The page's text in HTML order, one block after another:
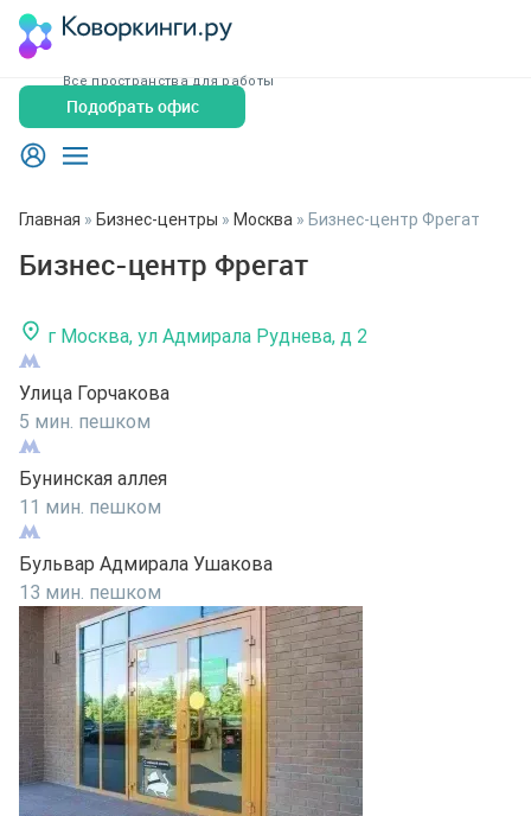
Все пространства для работы
Подобрать офис
Главная » Бизнес-центры » Москва » Бизнес-центр Фрегат
Бизнес-центр Фрегат
г Москва, ул Адмирала Руднева, д 2
Улица Горчакова
5 мин. пешком
Бунинская аллея
11 мин. пешком
Бульвар Адмирала Ушакова
13 мин. пешком